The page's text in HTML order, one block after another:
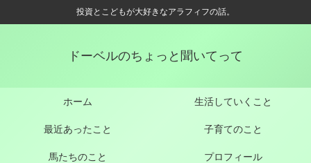
投資とこどもが大好きなアラフィフの話。
ドーベルのちょっと聞いてって
ホーム 生活していくこと
最近あったこと 子育てのこと
馬たちのこと プロフィール